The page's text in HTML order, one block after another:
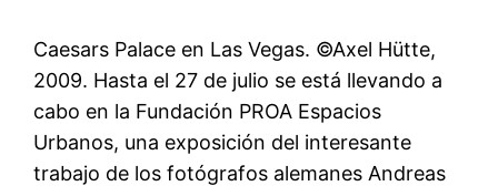
Caesars Palace en Las Vegas. ©Axel Hütte,
2009. Hasta el 27 de julio se está llevando a
cabo en la Fundación PROA Espacios
Urbanos, una exposición del interesante
trabajo de los fotógrafos alemanes Andreas